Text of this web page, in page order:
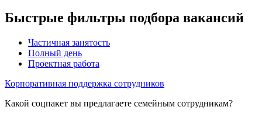
Быстрые фильтры подбора вакансий
Частичная занятость
Полный день
Проектная работа
Корпоративная поддержка сотрудников
Какой соцпакет вы предлагаете семейным сотрудникам?